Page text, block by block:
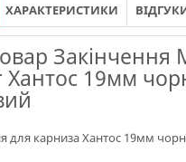
ХАРАКТЕРИСТИКИ
Закінчення
Хантос 19мм
для карниза Хантос 19мм